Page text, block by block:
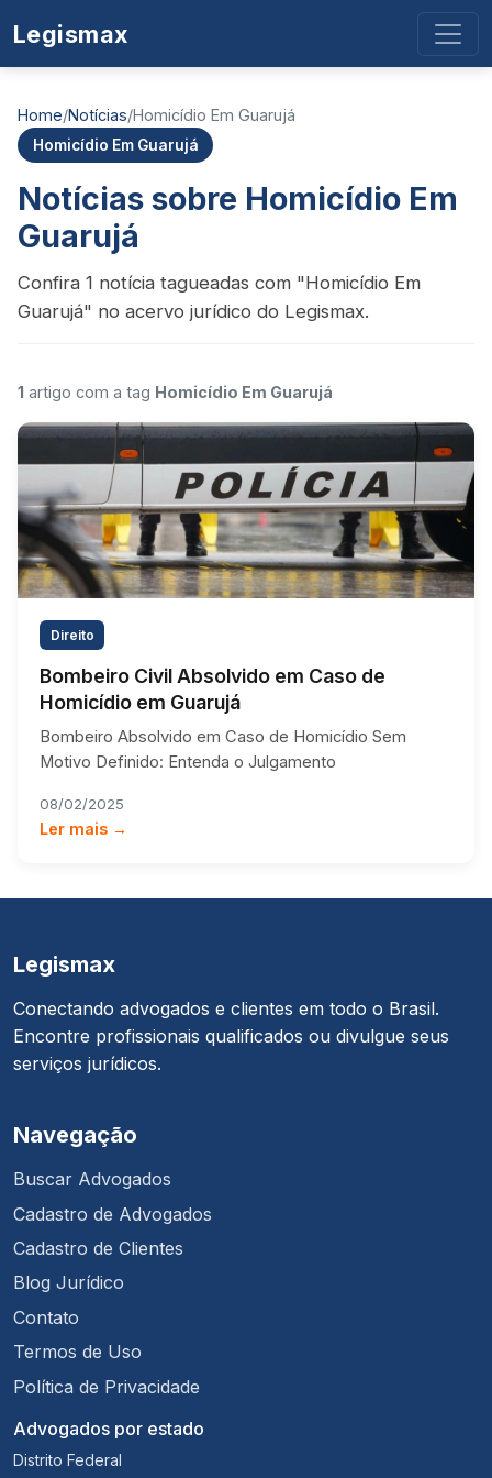
Legismax
Home/Notícias/Homicídio Em Guarujá
Homicídio Em Guarujá
Notícias sobre Homicídio Em
Guarujá
Confira 1 notícia tagueadas com "Homicídio Em
Guarujá" no acervo jurídico do Legismax.
1 artigo com a tag Homicídio Em Guarujá
Direito
Bombeiro Civil Absolvido em Caso de
Homicídio em Guarujá
Bombeiro Absolvido em Caso de Homicídio Sem
Motivo Definido: Entenda o Julgamento
08/02/2025
Ler mais →
Legismax
Conectando advogados e clientes em todo o Brasil.
Encontre profissionais qualificados ou divulgue seus
serviços jurídicos.
Navegação
Buscar Advogados
Cadastro de Advogados
Cadastro de Clientes
Blog Jurídico
Contato
Termos de Uso
Política de Privacidade
Advogados por estado
Distrito Federal